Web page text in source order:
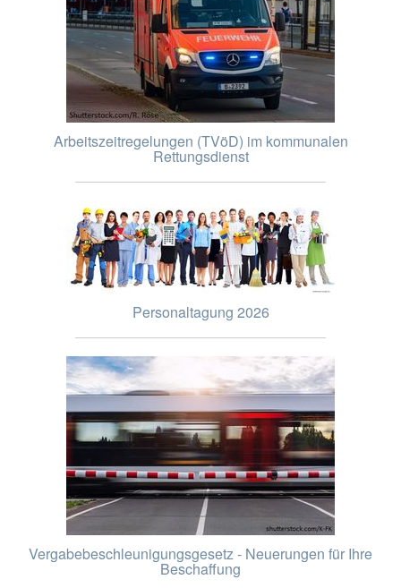
Arbeitszeitregelungen (TVöD) im kommunalen
Rettungsdienst
Personaltagung 2026
Vergabebeschleunigungsgesetz - Neuerungen für Ihre
Beschaffung